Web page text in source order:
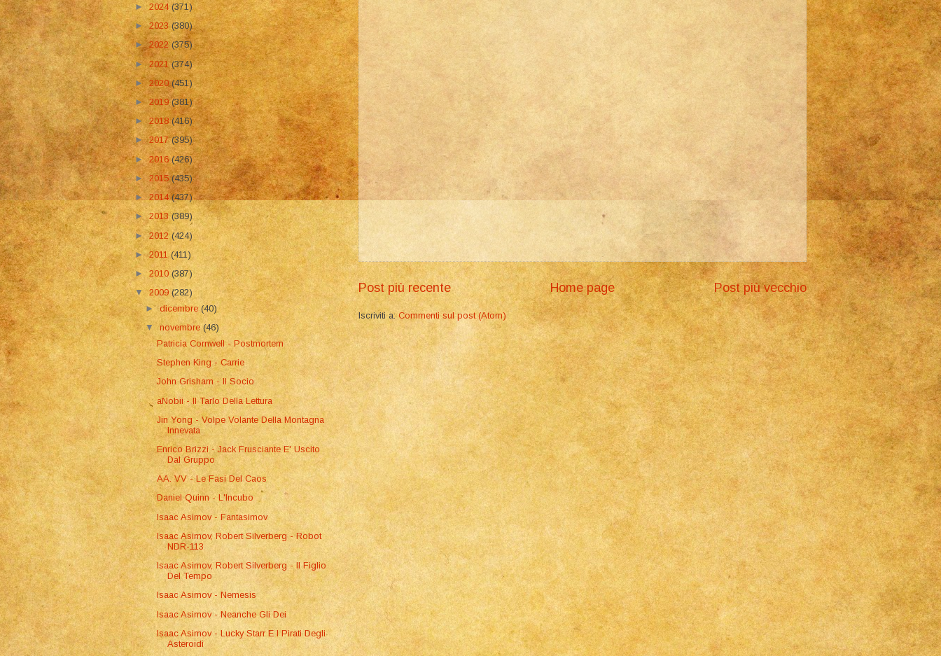
Post più recente Post più vecchio
Home page
Iscriviti a:Commenti sul post (Atom)
►2024 (371)
►2023(380)
►2022 (375)
►2021(374)
►2020(451)
►2019(381)
►2018(416)
►2017(395)
►2016(426)
►2015(435)
►2014(437)
►2013(389)
►2012(424)
►2011(411)
►2010(387)
▼2009 (282)
►dicembre(40)
▼novembre(46)
Patricia Cornwell - Postmortem
Stephen King - Carrie
John Grisham - Il Socio
aNobii - Il Tarlo Della Lettura
Jin Yong - Volpe Volante Della Montagna
Innevata
Enrico Brizzi - Jack Frusciante E' Uscito
Dal Gruppo
AA. VV - Le Fasi Del Caos
Daniel Quinn - L'Incubo
Isaac Asimov - Fantasimov
Isaac Asimov, Robert Silverberg - Robot
NDR-113
Isaac Asimov, Robert Silverberg - Il Figlio
Del Tempo
Isaac Asimov - Nemesis
Isaac Asimov - Neanche Gli Dei
Isaac Asimov - Lucky Starr E I Pirati Degli
Asteroidi